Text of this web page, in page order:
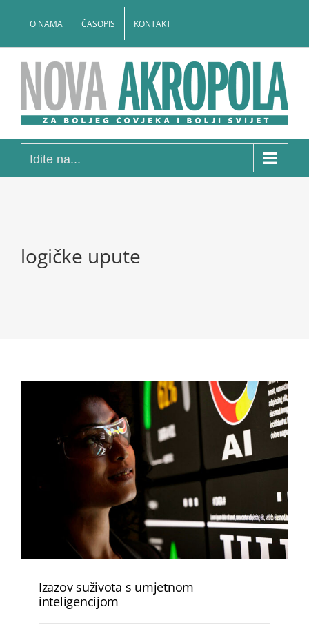
O NAMA ČASOPIS KONTAKT
Idite na...
logičke upute
Izazov suživota s umjetnom
inteligencijom